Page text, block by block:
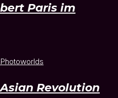
Paris im
Revolution